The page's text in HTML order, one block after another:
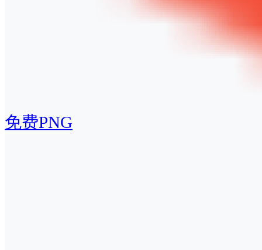
免费PNG